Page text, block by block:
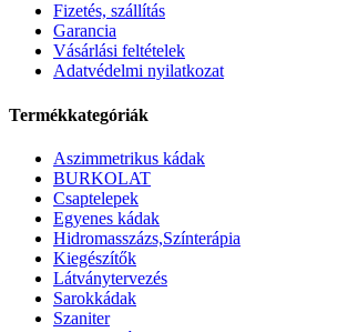
Fizetés, szállítás
Garancia
Vásárlási feltételek
Adatvédelmi nyilatkozat
Termékkategóriák
Aszimmetrikus kádak
BURKOLAT
Csaptelepek
Egyenes kádak
Hidromasszázs,Színterápia
Kiegészítők
Látványtervezés
Sarokkádak
Szaniter